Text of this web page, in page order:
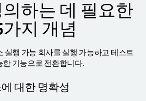
의하는 데 필요한
가지 개념
실행 가능 회사를 실행 가능하고 테스트
한 기능으로 전환합니다.
대한 명확성